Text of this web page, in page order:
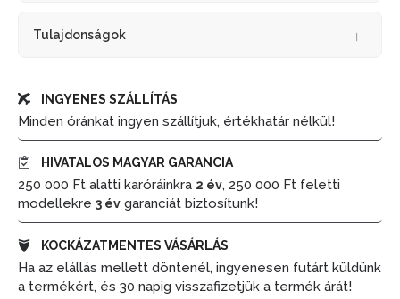
Tulajdonságok
INGYENES SZÁLLÍTÁS
Minden óránkat ingyen szállítjuk, értékhatár nélkül!
HIVATALOS MAGYAR GARANCIA
250 000 Ft alatti karóráinkra 2 év, 250 000 Ft feletti
modellekre 3 év garanciát biztosítunk!
KOCKÁZATMENTES VÁSÁRLÁS
Ha az elállás mellett döntenél, ingyenesen futárt küldünk
a termékért, és 30 napig visszafizetjük a termék árát!